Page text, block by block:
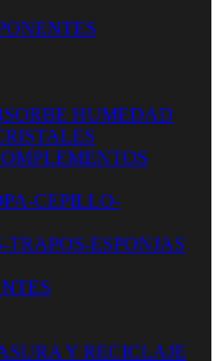
HUMEDAD
CEPILLO-
ESPONJAS
Y RECICLAJE